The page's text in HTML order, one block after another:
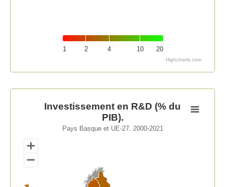
1 2 4 10 20
Highcharts.com
Investissement en R&D (% du PIB).
Map of unspecified region with 1 data series.
Pays Basque et UE-27. 2000-2021
View as data table, Investissement en R&D (% du PIB).
Investissement en R&D (% du
PIB).
Pays Basque et UE-27. 2000-2021